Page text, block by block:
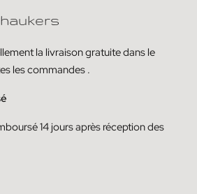
la livraisongratuite dans le
les commandes .
14joursaprès réception des